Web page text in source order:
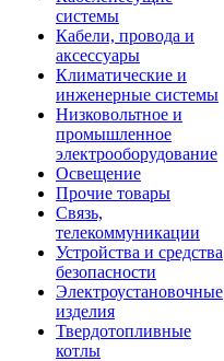
системы
Кабели, провода и
аксессуары
Климатические и
инженерные системы
Низковольтное и
промышленное
электрооборудование
Освещение
Прочие товары
Связь,
телекоммуникации
Устройства и средства
безопасности
Электроустановочные
изделия
Твердотопливные
котлы